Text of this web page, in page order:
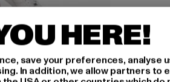
HERE!
save your preferences, analyse
In addition, we allow partners to